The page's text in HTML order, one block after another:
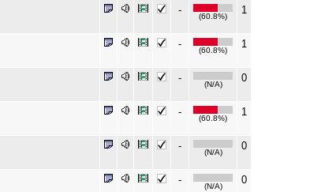
-
(60.8%)
1
-
(60.8%)
1
-
(N/A)
0
-
(60.8%)
1
-
(N/A)
0
-
(N/A)
0